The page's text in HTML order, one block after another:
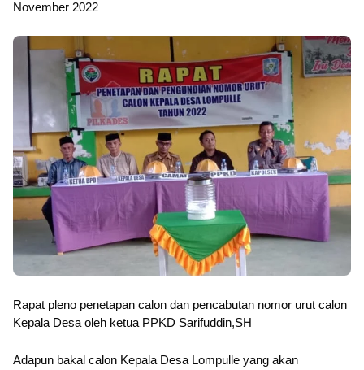
November 2022
Rapat pleno penetapan calon dan pencabutan nomor urut calon
Kepala Desa oleh ketua PPKD Sarifuddin,SH
Adapun bakal calon Kepala Desa Lompulle yang akan